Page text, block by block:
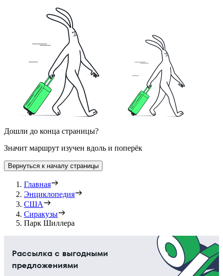
Дошли до конца страницы?
Значит маршрут изучен вдоль и поперёк
Вернуться к началу страницы
Главная
Энциклопедия
США
Сиракузы
Парк Шиллера
Рассылка с выгодными
предложениями